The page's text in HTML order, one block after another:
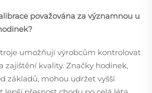
považována za významnou u
umožňují výrobcům kontrolovat
zajištění kvality. Značky hodinek,
základů, mohou udržet vyšší